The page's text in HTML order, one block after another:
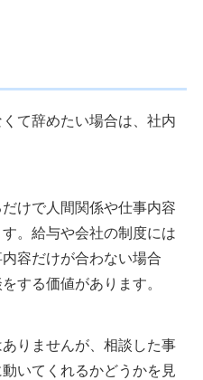
て辞めたい場合は、社内
けで人間関係や仕事内容
。給与や会社の制度には
容だけが合わない場合
する価値があります。
りませんが、相談した事
いてくれるかどうかを見